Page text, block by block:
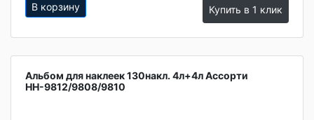
В корзину Купить в 1 клик
Альбом для наклеек 130накл. 4л+4л Ассорти
НН-9812/9808/9810